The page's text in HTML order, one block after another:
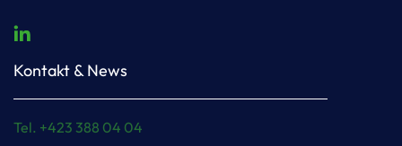
Kontakt & News
Tel. +423 388 04 04